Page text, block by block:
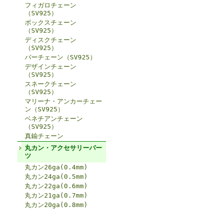
フィガロチェーン
（SV925）
ボックスチェーン
（SV925）
ディスクチェーン
（SV925）
バーチェーン（SV925）
デザインチェーン
（SV925）
スネークチェーン
（SV925）
マリーナ・アンカーチェー
ン（SV925）
ベネチアンチェーン
（SV925）
真鍮チェーン
丸カン・アクセサリーパー
ツ
丸カン26ga(0.4mm)
丸カン24ga(0.5mm)
丸カン22ga(0.6mm)
丸カン21ga(0.7mm)
丸カン20ga(0.8mm)